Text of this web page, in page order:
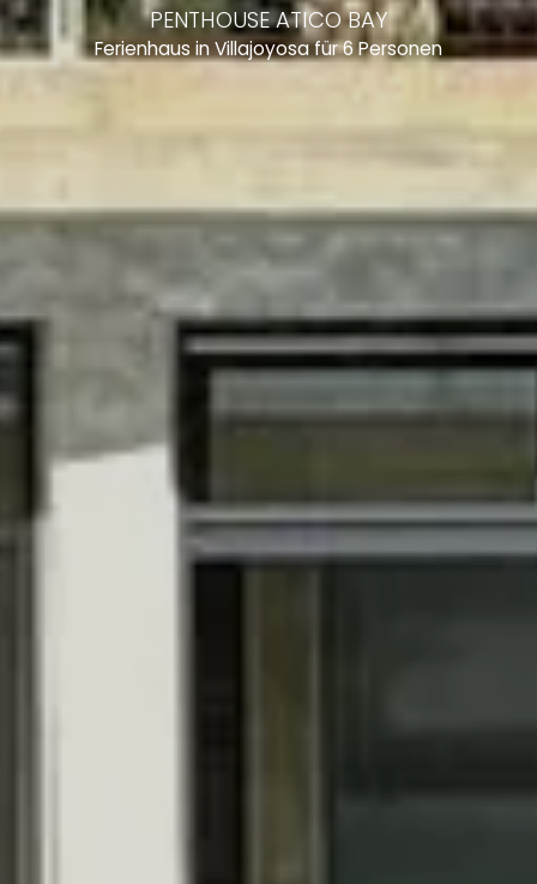
PENTHOUSE ATICO BAY
Ferienhaus in Villajoyosa für 6 Personen